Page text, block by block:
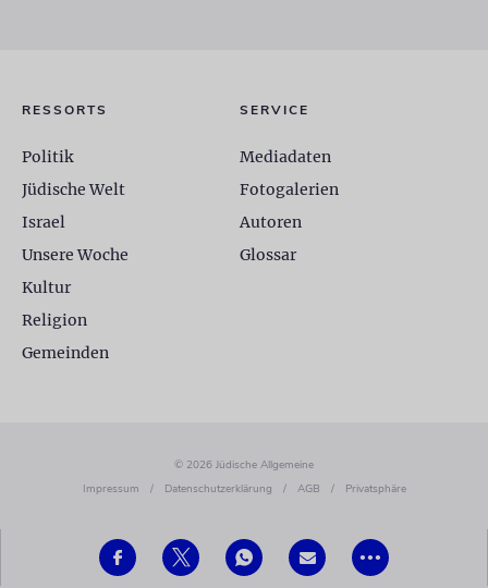
•••
RESSORTS
Politik
Jüdische Welt
Israel
Unsere Woche
Kultur
Religion
Gemeinden
SERVICE
Mediadaten
Fotogalerien
Autoren
Glossar
© 2026 Jüdische Allgemeine
Impressum
/ Datenschutzerklärung / AGB / Privatsphäre